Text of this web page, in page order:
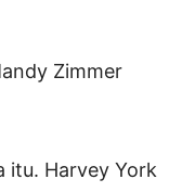
Zimmer
itu. Harvey York